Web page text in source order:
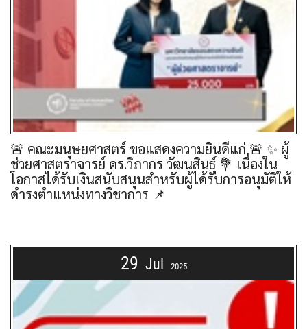
🚨 คณะมนุษยศาสตร์ ขอแสดงความยินดีแก่ 🚨 ✨ ผู้
ช่วยศาสตราจารย์ ดร.วิภากร วัฒนสินธุ์ 💐 เนื่องใน
โอกาสได้รับเงินสนับสนุนสำหรับผู้ได้รับการอนุมัติให้
ดำรงตำแหน่งทางวิชาการ 📌
29 Jul 2025